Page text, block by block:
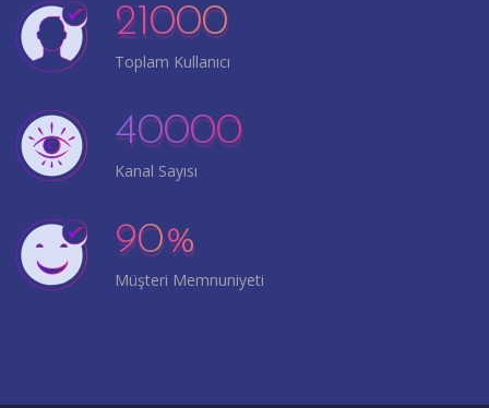
21000
Toplam Kullanıcı
40000
Kanal Sayısı
90%
Müşteri Memnuniyeti